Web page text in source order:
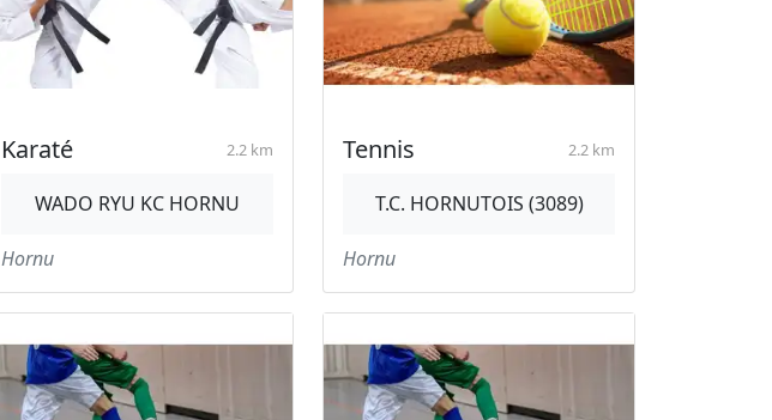
Karaté 2.2 km
WADO RYU KC HORNU
Hornu
Tennis 2.2 km
T.C. HORNUTOIS (3089)
Hornu